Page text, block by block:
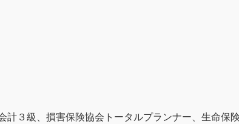
３級、損害保険協会トータルプランナー、生命保